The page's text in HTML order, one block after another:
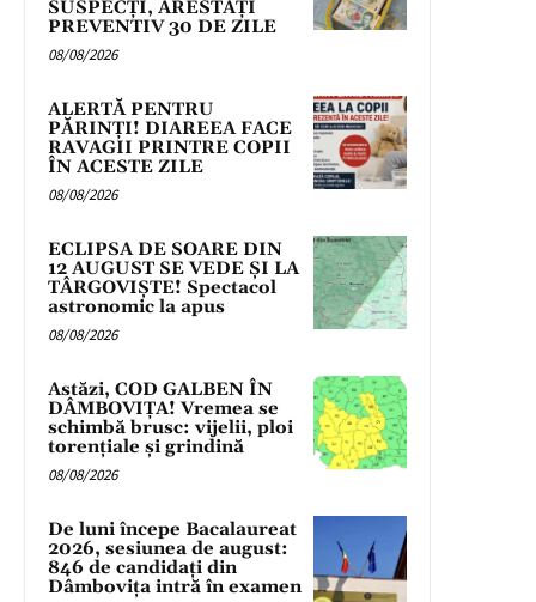
SUSPECȚI, ARESTAȚI
PREVENTIV 30 DE ZILE
08/08/2026
ALERTĂ PENTRU
PĂRINȚI! DIAREEA FACE
RAVAGII PRINTRE COPII
ÎN ACESTE ZILE
08/08/2026
ECLIPSA DE SOARE DIN
12 AUGUST SE VEDE ȘI LA
TÂRGOVIȘTE! Spectacol
astronomic la apus
08/08/2026
Astăzi, COD GALBEN ÎN
DÂMBOVIȚA! Vremea se
schimbă brusc: vijelii, ploi
torențiale și grindină
08/08/2026
De luni începe Bacalaureat
2026, sesiunea de august:
846 de candidați din
Dâmbovița intră în examen